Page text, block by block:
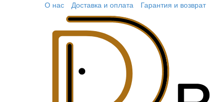
О нас Доставка и оплата Гарантия и возврат